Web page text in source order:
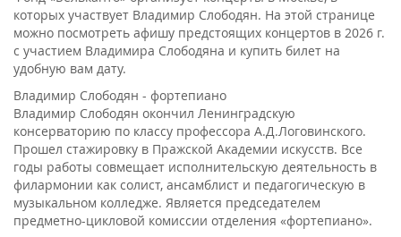
которых участвует Владимир Слободян. На этой странице
можно посмотреть афишу предстоящих концертов в 2026 г.
с участием Владимира Слободяна и купить билет на
удобную вам дату.
Владимир Слободян - фортепиано
Владимир Слободян окончил Ленинградскую
консерваторию по классу профессора А.Д.Логовинского.
Прошел стажировку в Пражской Академии искусств. Все
годы работы совмещает исполнительскую деятельность в
филармонии как солист, ансамблист и педагогическую в
музыкальном колледже. Является председателем
предметно-цикловой комиссии отделения «фортепиано».